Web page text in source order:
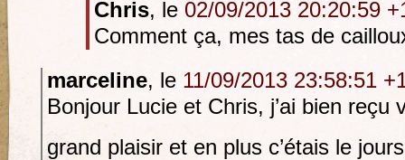
Chris, le 02/09/2013 20:20:59
Comment ça, mes tas de
marceline, le 11/09/2013 23:58:51
Bonjour Lucie et Chris, j’ai bien reçu
grand plaisir et en plus c’étais le